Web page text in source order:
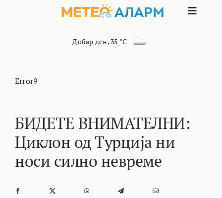
Toggle
ИНТЕРЕСНО
КОНТАКТ
Добар ден, 35 °C
Error9
БИДЕТЕ ВНИМАТЕЛНИ:
Циклон од Турција ни
носи силно невреме